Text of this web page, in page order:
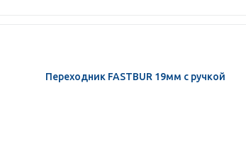
Переходник FASTBUR 19мм с ручкой